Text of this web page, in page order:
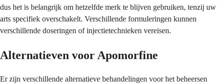
dus het is belangrijk om hetzelfde merk te blijven gebruiken, tenzij uw
arts specifiek overschakelt. Verschillende formuleringen kunnen
verschillende doseringen of injectietechnieken vereisen.
Alternatieven voor Apomorfine
Er zijn verschillende alternatieve behandelingen voor het beheersen